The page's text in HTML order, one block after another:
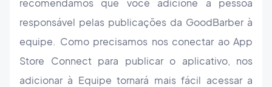
responsável pelas publicações da GoodBarber à
equipe. Como precisamos nos conectar ao App
Store Connect para publicar o aplicativo, nos
adicionar à Equipe tornará mais fácil acessar a